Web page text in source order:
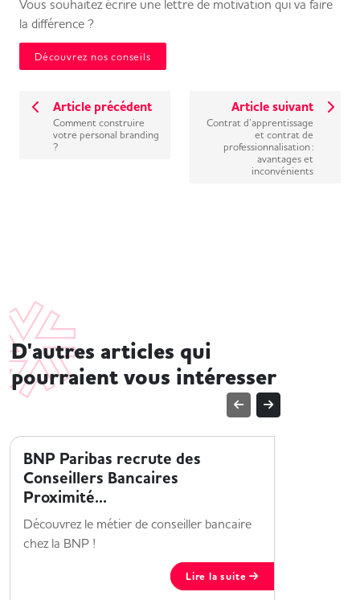
Vous souhaitez écrire une lettre de motivation qui va faire
la différence ?
Découvrez nos conseils
Article précédent
Comment construire
votre personal branding
?
Article suivant
Contrat d’apprentissage
et contrat de
professionnalisation :
avantages et
inconvénients
D'autres articles qui
pourraient vous intéresser
BNP Paribas recrute des
Conseillers Bancaires
Proximité...
Découvrez le métier de conseiller bancaire
chez la BNP !
Lire la suite